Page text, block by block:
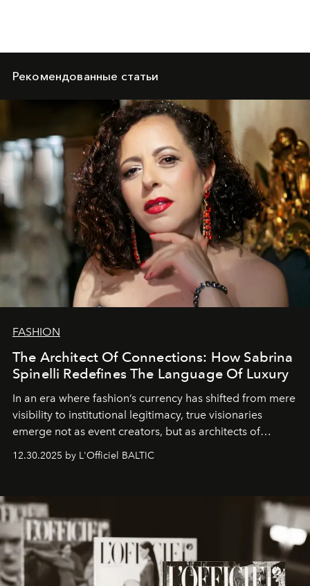
Рекомендованные статьи
FASHION
The Architect Of Connections: How Sabrina
Spinelli Redefines The Language Of Luxury
In an era where fashion’s currency has shifted from mere
visibility to institutional legitimacy, true visionaries
emerge not as event creators, but as architects of
brand strategist with three decades of mastery in luxury,
framework where creativity, commerce, and culture
converge with surgical precision.
12.30.2025 by L'Officiel BALTIC